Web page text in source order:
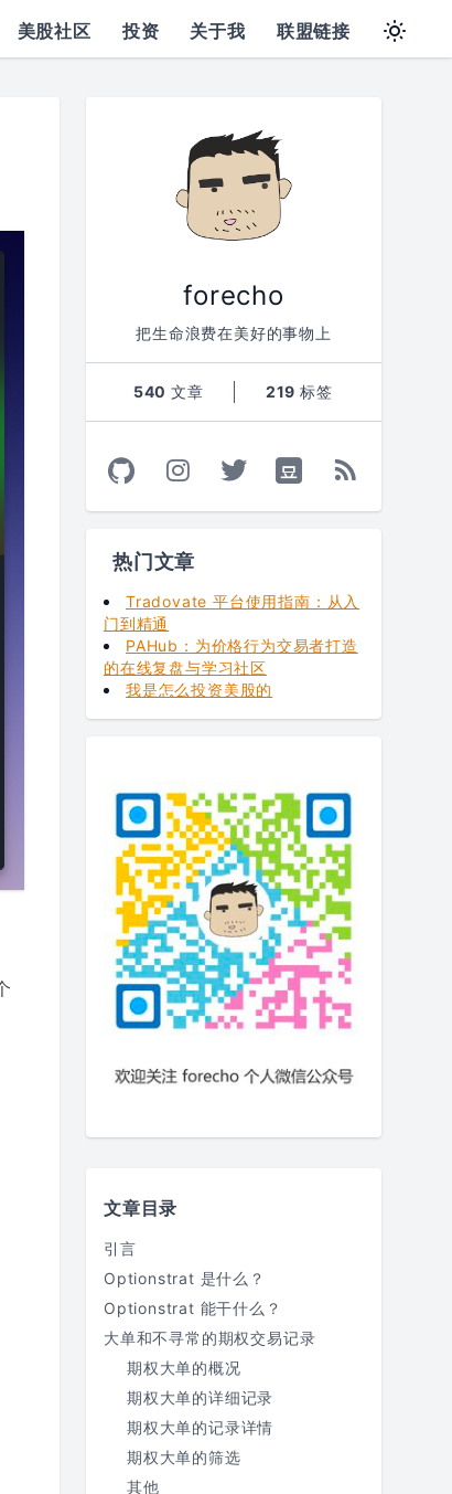
美股社区 投资 关于我 联盟链接
forecho
把生命浪费在美好的事物上
540文章 219标签
热门文章
Tradovate 平台使用指南：从入
门到精通
PAHub：为价格行为交易者打造
的在线复盘与学习社区
我是怎么投资美股的
文章目录
引言
Optionstrat 是什么？
Optionstrat 能干什么？
大单和不寻常的期权交易记录
期权大单的概况
期权大单的详细记录
期权大单的记录详情
期权大单的筛选
其他